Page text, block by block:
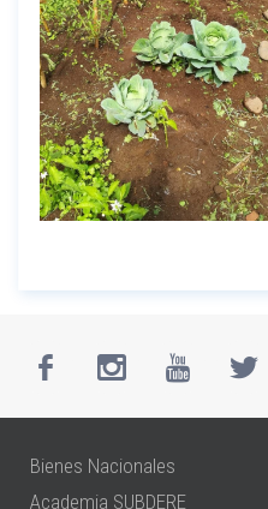
Bienes Nacionales
Academia SUBDERE